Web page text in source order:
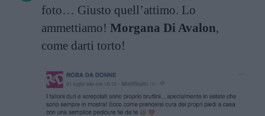
foto… Giusto quell’attimo. Lo
ammettiamo! Morgana Di Avalon,
come darti torto!